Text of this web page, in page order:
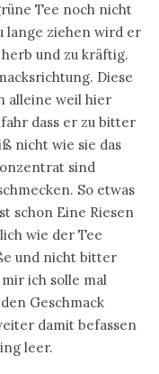
Tee noch nicht
lange ziehen wird er
und zu kräftig.
Diese
alleine weil hier
dass er zu bitter
nicht wie sie das
sind
So etwas
schon Eine Riesen
wie der Tee
und nicht bitter
ich solle mal
Geschmack
damit befassen
leer.